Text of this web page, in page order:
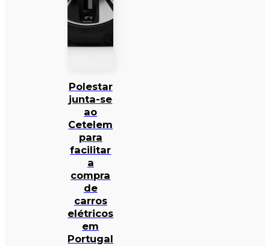
Polestar
junta-se
ao
Cetelem
para
facilitar
a
compra
de
carros
elétricos
em
Portugal